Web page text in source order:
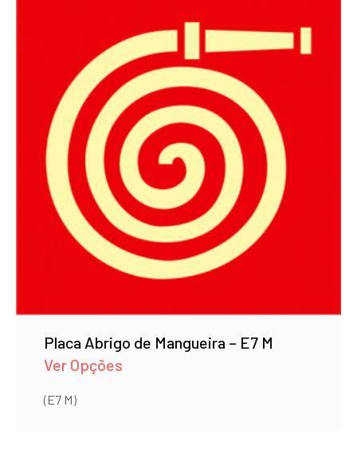
Placa Abrigo de Mangueira – E7 M
Ver Opções
(E7 M)